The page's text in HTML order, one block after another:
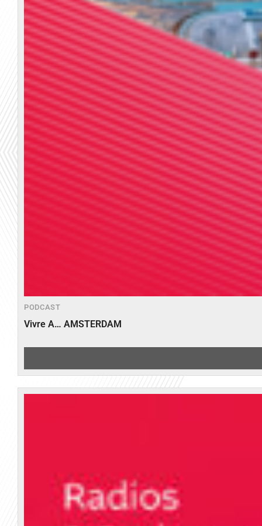
PODCAST
Vivre A… AMSTERDAM